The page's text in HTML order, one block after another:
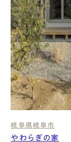
岐阜県 岐阜市
やわらぎの家